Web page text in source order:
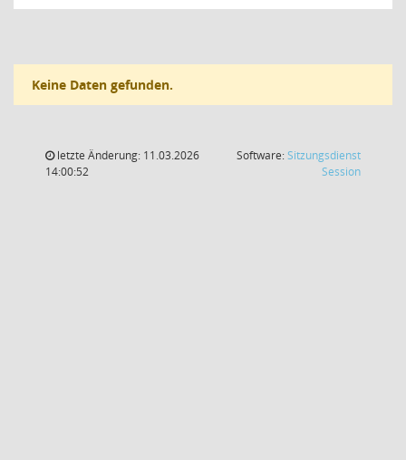
Keine Daten gefunden.
letzte Änderung: 11.03.2026
14:00:52
Software:Sitzungsdienst
Session(Wird in